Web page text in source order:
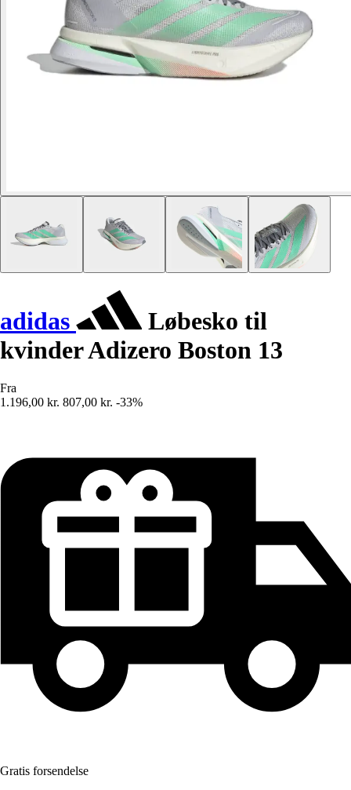
adidas
Løbesko til
kvinder Adizero Boston 13
Fra
1.196,00 kr. 807,00 kr. -33%
Gratis forsendelse